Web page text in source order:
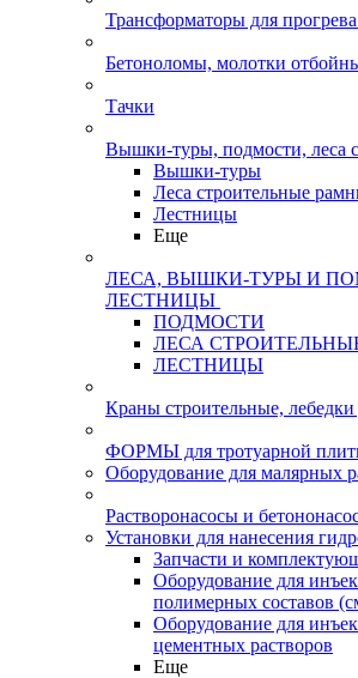
Трансформаторы для прогрева
Бетоноломы, молотки
Тачки
Вышки-туры, подмости, леса
Вышки-туры
Леса строительные
Лестницы
Еще
ЛЕСА, ВЫШКИ-ТУРЫ И
ЛЕСТНИЦЫ
ПОДМОСТИ
ЛЕСА
ЛЕСТНИЦЫ
Краны строительные, лебедки
ФОРМЫ для тротуарной
Оборудование для малярных
Растворонасосы и
Установки для нанесения
Запчасти и
Оборудование для
полимерных составов
Оборудование для
цементных растворов
Еще